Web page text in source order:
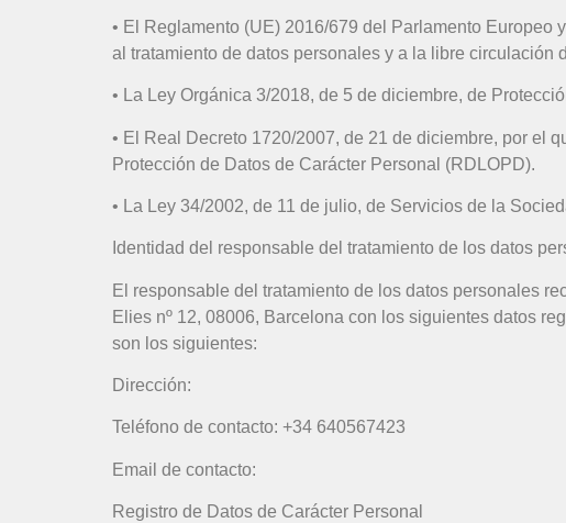
• El Reglamento (UE) 2016/679 del Parlamento
al tratamiento de datos personales y a la libre circulación
• La Ley Orgánica 3/2018, de 5 de diciembre, de
• El Real Decreto 1720/2007, de 21 de diciembre, por el
Protección de Datos de Carácter Personal (RDLOPD).
• La Ley 34/2002, de 11 de julio, de Servicios de la
Identidad del responsable del tratamiento de los datos
El responsable del tratamiento de los datos personales
Elies nº 12, 08006, Barcelona con los siguientes datos
son los siguientes:
Dirección:
Teléfono de contacto: +34 640567423
Email de contacto:
Registro de Datos de Carácter Personal